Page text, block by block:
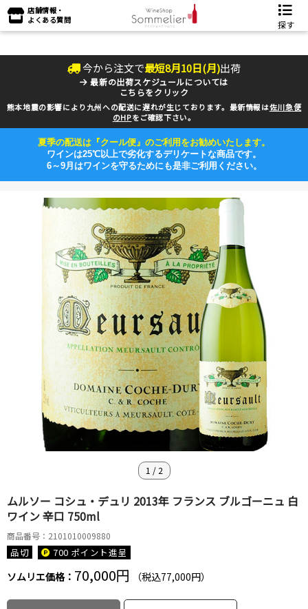
店舗情報・
よくある質問
探す
今から注文で最短8月10日(月)出荷
最新の出荷スケジュールについては
こちらをクリック
熊本地震の影響により九州への配送に遅れが生じております。最新情報は佐川急便
のHPをご確認下さい。
夏季の配送は『クール便』のご利用をお勧めいたします。
ワインは25℃以上で劣化するデリケートな商品です。
6～9月はワインを守るためにも是非ご利用ください。
1 / 2
ムルソー コシュ・デュリ 2013年 フランス ブルゴーニュ 白
ワイン 辛口 750ml
商品番号：2101010009880
品切 700 ポイント進呈
ソムリエ価格： 70,000円 （税込77,000円）